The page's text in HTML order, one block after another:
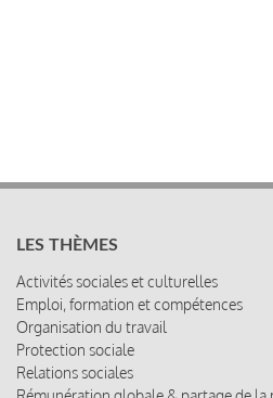
LES THÈMES
Activités sociales et culturelles
Emploi, formation et compétences
Organisation du travail
Protection sociale
Relations sociales